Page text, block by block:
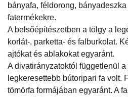
bányafa, féldorong,
fatermékekre.
A belsőépítészetben a tölgy a
korlát-, parketta- és falburkolat.
ajtókat és ablakokat egyaránt.
A divatirányzatoktól függetlenül
legkeresettebb bútoripari fa volt.
tömörfa formájában egyaránt. A